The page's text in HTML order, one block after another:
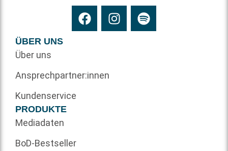
ÜBER UNS
Über uns
Ansprechpartner:innen
Kundenservice
PRODUKTE
Mediadaten
BoD-Bestseller